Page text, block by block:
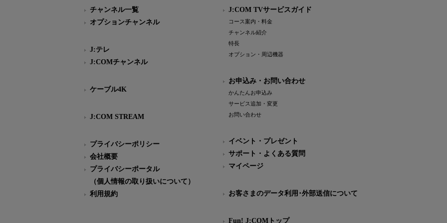
チャンネル一覧
オプションチャンネル
J:テレ
J:COMチャンネル
ケーブル4K
J:COM STREAM
プライバシーポリシー
会社概要
プライバシーポータル
（個人情報の取り扱いについて）
利用規約
J:COM TVサービスガイド
コース案内・料金
チャンネル紹介
特長
オプション・周辺機器
お申込み・お問い合わせ
かんたんお申込み
サービス追加・変更
お問い合わせ
イベント・プレゼント
サポート・よくある質問
マイページ
お客さまのデータ利用･外部送信について
Fun! J:COMトップ